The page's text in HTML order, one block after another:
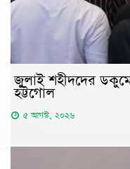
জুলাই শহীদদের
হট্টগোল
৫ আগস্ট, ২০২৬